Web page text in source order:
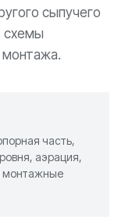
сыпучего
схемы
монтажа.
часть,
аэрация,
монтажные